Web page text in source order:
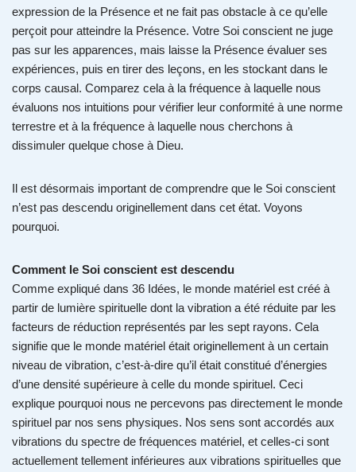
expression de la Présence et ne fait pas obstacle à ce qu’elle
perçoit pour atteindre la Présence. Votre Soi conscient ne juge
pas sur les apparences, mais laisse la Présence évaluer ses
expériences, puis en tirer des leçons, en les stockant dans le
corps causal. Comparez cela à la fréquence à laquelle nous
évaluons nos intuitions pour vérifier leur conformité à une norme
terrestre et à la fréquence à laquelle nous cherchons à
dissimuler quelque chose à Dieu.
Il est désormais important de comprendre que le Soi conscient
n’est pas descendu originellement dans cet état. Voyons
pourquoi.
Comment le Soi conscient est descendu
Comme expliqué dans 36 Idées, le monde matériel est créé à
partir de lumière spirituelle dont la vibration a été réduite par les
facteurs de réduction représentés par les sept rayons. Cela
signifie que le monde matériel était originellement à un certain
niveau de vibration, c’est-à-dire qu’il était constitué d’énergies
d’une densité supérieure à celle du monde spirituel. Ceci
explique pourquoi nous ne percevons pas directement le monde
spirituel par nos sens physiques. Nos sens sont accordés aux
vibrations du spectre de fréquences matériel, et celles-ci sont
actuellement tellement inférieures aux vibrations spirituelles que